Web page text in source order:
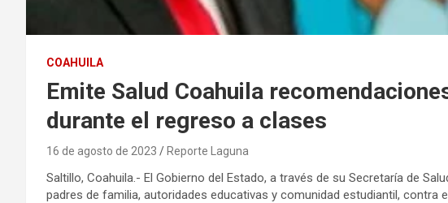
COAHUILA
Emite Salud Coahuila
durante el regreso a clases
16 de agosto de 2023 Reporte Laguna
Saltillo, Coahuila.- El Gobierno del Estado, a través de su Secretaría de
padres de familia, autoridades educativas y comunidad estudiantil, contra